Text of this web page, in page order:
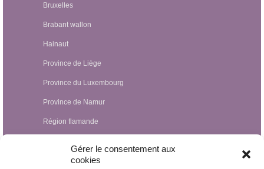
Gérer le consentement aux
cookies
Bruxelles
Brabant wallon
Hainaut
Province de Liège
Province du Luxembourg
Province de Namur
Région flamande
Hypnothérapeutes Luxembourg
Hypnothérapeutes France